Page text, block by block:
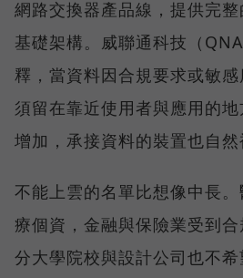
網路交換器產品線，提供完
基礎架構。威聯通科技（
釋，當資料因合規要求或敏
須留在靠近使用者與應用的
增加，承接資料的裝置也自然
不能上雲的名單比想像中長
療個資，金融與保險業受到
分大學院校與設計公司也不